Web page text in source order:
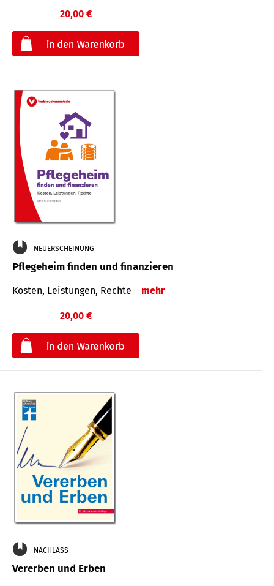
20,00 €
NEUERSCHEINUNG
Pflegeheim finden und finanzieren
Kosten, Leistungen, Rechte mehr
20,00 €
NACHLASS
Vererben und Erben